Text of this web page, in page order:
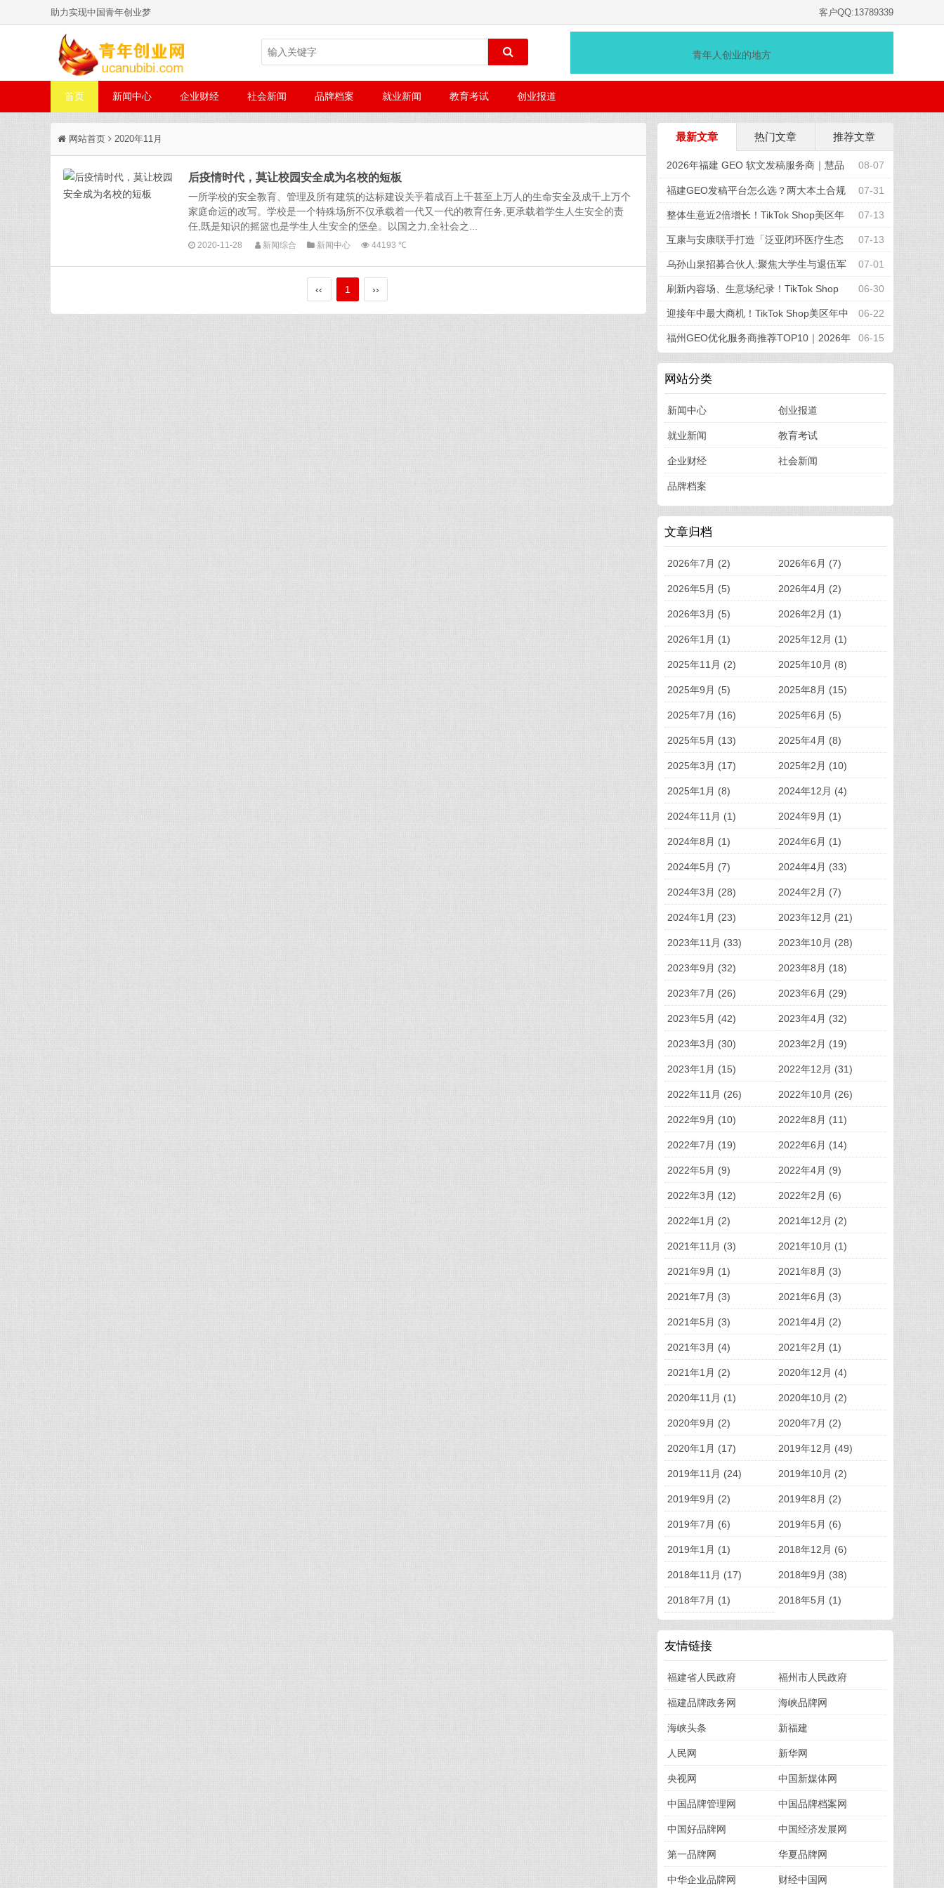
助力实现中国青年创业梦 客户QQ:13789339
青年人创业的地方
首页 新闻中心 企业财经 社会新闻 品牌档案 就业新闻 教育考试 创业报道
网站首页 2020年11月
后疫情时代，莫让校园安全成为名校的短板
一所学校的安全教育、管理及所有建筑的达标建设关乎着成百上千甚至上万人的生命安全及成千上万个
家庭命运的改写。学校是一个特殊场所不仅承载着一代又一代的教育任务,更承载着学生人生安全的责
任,既是知识的摇篮也是学生人生安全的堡垒。以国之力,全社会之...
2020-11-28 新闻综合 新闻中心 44193 ℃
‹‹ 1 ››
最新文章 热门文章 推荐文章
08-07
2026年福建 GEO 软文发稿服务商｜慧品
宣：以 AI 技术赋能品牌全域传播 07-31
福建GEO发稿平台怎么选？两大本土合规
推广平台实测推荐 07-13
整体生意近2倍增长！TikTok Shop美区年
中促收官，兴趣电商红利加速释放 07-13
互康与安康联手打造「泛亚闭环医疗生态
圈」 07-01
乌孙山泉招募合伙人:聚焦大学生与退伍军
人,共享天山弱碱富锶水 06-30
刷新内容场、生意场纪录！TikTok Shop
美区年中促首周战绩创新高 06-22
迎接年中最大商机！TikTok Shop美区年中
促重磅“开赛” 06-15
福州GEO优化服务商推荐TOP10｜2026年
福州企业AI全域推广选型指南
网站分类
新闻中心 创业报道
就业新闻 教育考试
企业财经 社会新闻
品牌档案
文章归档
2026年7月 (2) 2026年6月 (7)
2026年5月 (5) 2026年4月 (2)
2026年3月 (5) 2026年2月 (1)
2026年1月 (1) 2025年12月 (1)
2025年11月 (2) 2025年10月 (8)
2025年9月 (5) 2025年8月 (15)
2025年7月 (16) 2025年6月 (5)
2025年5月 (13) 2025年4月 (8)
2025年3月 (17) 2025年2月 (10)
2025年1月 (8) 2024年12月 (4)
2024年11月 (1) 2024年9月 (1)
2024年8月 (1) 2024年6月 (1)
2024年5月 (7) 2024年4月 (33)
2024年3月 (28) 2024年2月 (7)
2024年1月 (23) 2023年12月 (21)
2023年11月 (33) 2023年10月 (28)
2023年9月 (32) 2023年8月 (18)
2023年7月 (26) 2023年6月 (29)
2023年5月 (42) 2023年4月 (32)
2023年3月 (30) 2023年2月 (19)
2023年1月 (15) 2022年12月 (31)
2022年11月 (26) 2022年10月 (26)
2022年9月 (10) 2022年8月 (11)
2022年7月 (19) 2022年6月 (14)
2022年5月 (9) 2022年4月 (9)
2022年3月 (12) 2022年2月 (6)
2022年1月 (2) 2021年12月 (2)
2021年11月 (3) 2021年10月 (1)
2021年9月 (1) 2021年8月 (3)
2021年7月 (3) 2021年6月 (3)
2021年5月 (3) 2021年4月 (2)
2021年3月 (4) 2021年2月 (1)
2021年1月 (2) 2020年12月 (4)
2020年11月 (1) 2020年10月 (2)
2020年9月 (2) 2020年7月 (2)
2020年1月 (17) 2019年12月 (49)
2019年11月 (24) 2019年10月 (2)
2019年9月 (2) 2019年8月 (2)
2019年7月 (6) 2019年5月 (6)
2019年1月 (1) 2018年12月 (6)
2018年11月 (17) 2018年9月 (38)
2018年7月 (1) 2018年5月 (1)
友情链接
福建省人民政府 福州市人民政府
福建品牌政务网 海峡品牌网
海峡头条 新福建
人民网 新华网
央视网 中国新媒体网
中国品牌管理网 中国品牌档案网
中国好品牌网 中国经济发展网
第一品牌网 华夏品牌网
中华企业品牌网 财经中国网